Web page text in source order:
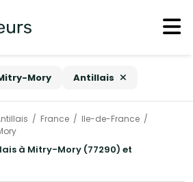
Mory Antillais
France
Ile-de-France
à Mitry-Mory (77290) et